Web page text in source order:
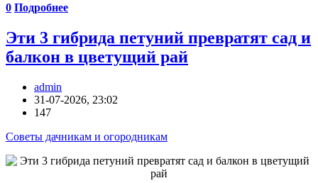
0 Подробнее
Эти 3 гибрида петуний превратят сад и
балкон в цветущий рай
admin
31-07-2026, 23:02
147
Советы дачникам и огородникам